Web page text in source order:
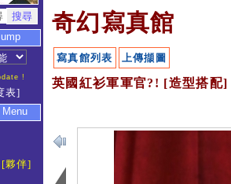
!
表]
[夥伴]
奇幻寫真館
寫真館列表 上傳擷圖
英國紅衫軍軍官?! [造型搭配]